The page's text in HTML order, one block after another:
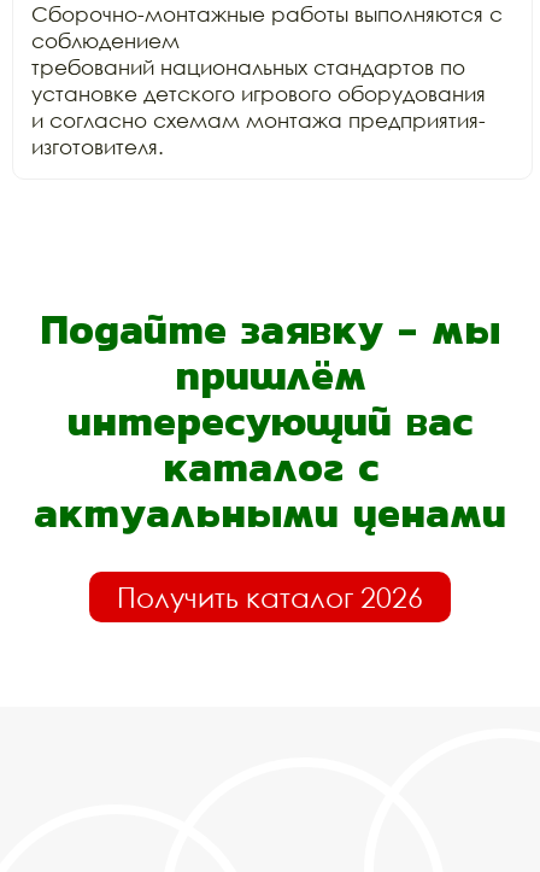
Сборочно-монтажные работы выполняются с
соблюдением
требований национальных стандартов по
установке детского игрового оборудования
и согласно схемам монтажа предприятия-
изготовителя.
Подайте заявку - мы
пришлём
интересующий вас
каталог с
актуальными ценами
Получить каталог 2026